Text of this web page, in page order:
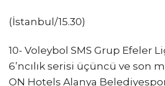
(İstanbul/15.30)
10- Voleybol SMS Grup Efeler
6’ncılık serisi üçüncü ve son
ON Hotels Alanya